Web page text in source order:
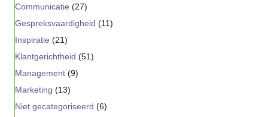
Communicatie (27)
Gespreksvaardigheid (11)
Inspiratie (21)
Klantgerichtheid (51)
Management (9)
Marketing (13)
Niet gecategoriseerd (6)